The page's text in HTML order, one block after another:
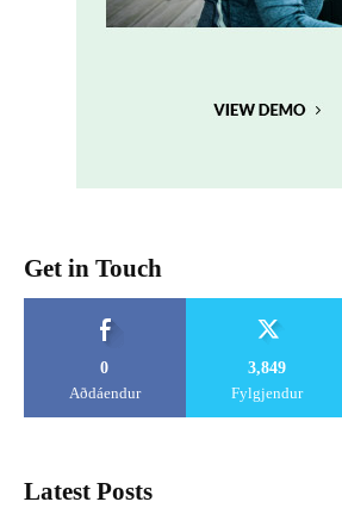
Get in Touch
0
Aðdáendur
3,849
Fylgjendur
Latest Posts